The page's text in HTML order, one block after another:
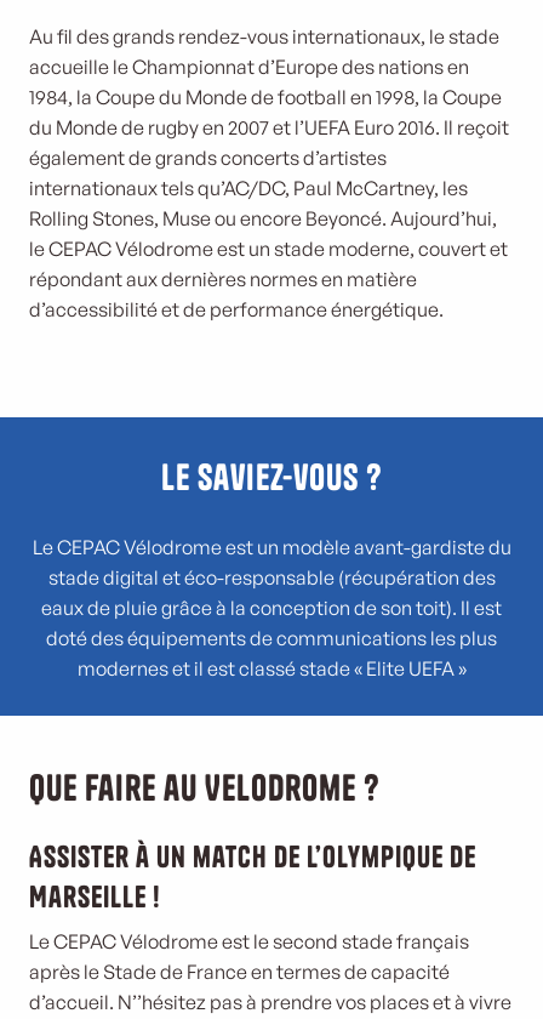
Au fil des grands rendez-vous internationaux, le stade
accueille le Championnat d’Europe des nations en
1984, la Coupe du Monde de football en 1998, la Coupe
du Monde de rugby en 2007 et l’UEFA Euro 2016. Il reçoit
également de grands concerts d’artistes
internationaux tels qu’AC/DC, Paul McCartney, les
Rolling Stones, Muse ou encore Beyoncé. Aujourd’hui,
le CEPAC Vélodrome est un stade moderne, couvert et
répondant aux dernières normes en matière
d’accessibilité et de performance énergétique.
Le Saviez-vous ?
Le CEPAC Vélodrome est un modèle avant-gardiste du
stade digital et éco-responsable (récupération des
eaux de pluie grâce à la conception de son toit). Il est
doté des équipements de communications les plus
modernes et il est classé stade « Elite UEFA »
Que faire au Velodrome ?
Assister à un match de l’Olympique de
Marseille !
Le CEPAC Vélodrome est le second stade français
après le Stade de France en termes de capacité
d’accueil. N’’hésitez pas à prendre vos places et à vivre